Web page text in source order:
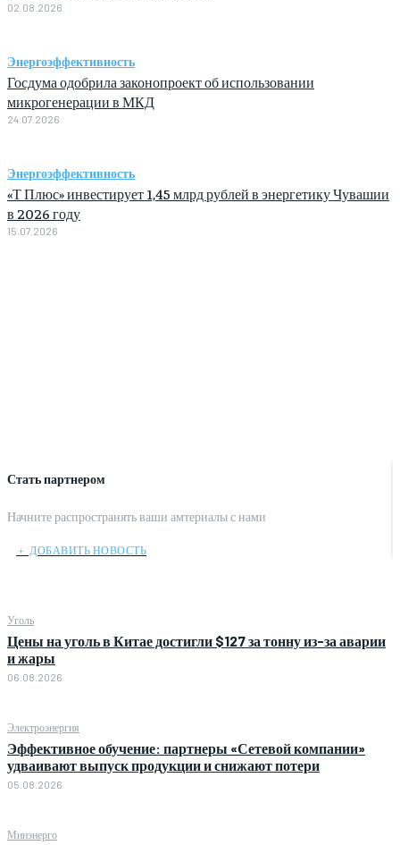
Стать партнером
Начните распространять ваши амтериалы с нами
﹢ ДОБАВИТЬ НОВОСТЬ
Уголь
Цены на уголь в Китае достигли $127 за тонну из-за аварии
и жары
06.08.2026
Электроэнергия
Эффективное обучение: партнеры «Сетевой компании»
удваивают выпуск продукции и снижают потери
05.08.2026
Минэнерго
02.08.2026
Энергоэффективность
Госдума одобрила законопроект об использовании
микрогенерации в МКД
24.07.2026
Энергоэффективность
«Т Плюс» инвестирует 1,45 млрд рублей в энергетику Чувашии
в 2026 году
15.07.2026